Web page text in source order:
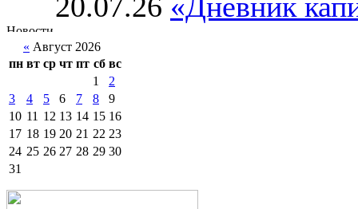
« Август 2026
пн вт ср чт пт сб вс
1
2
3
4 5 6 7 8
9
10 11 12 13 14 15 16
17 18 19 20 21 22 23
24 25 26 27 28 29 30
31